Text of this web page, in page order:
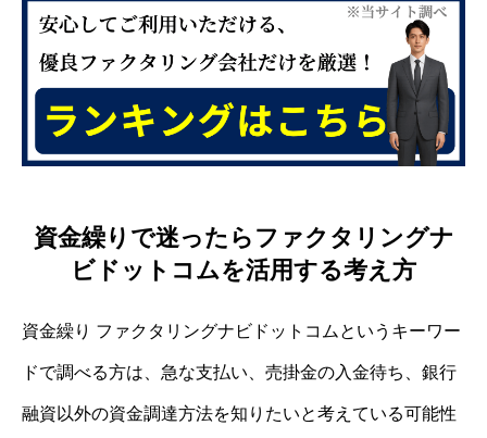
資金繰りで迷ったらファクタリングナ
ビドットコムを活用する考え方
資金繰り ファクタリングナビドットコムというキーワー
ドで調べる方は、急な支払い、売掛金の入金待ち、銀行
融資以外の資金調達方法を知りたいと考えている可能性